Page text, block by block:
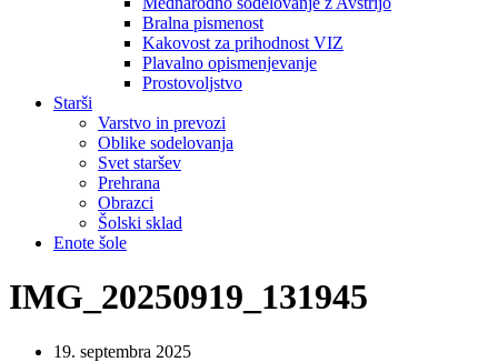
Bralna pismenost
Kakovost za prihodnost VIZ
Plavalno opismenjevanje
Prostovoljstvo
Starši
Varstvo in prevozi
Oblike sodelovanja
Svet staršev
Prehrana
Obrazci
Šolski sklad
Enote šole
IMG_20250919_131945
19. septembra 2025